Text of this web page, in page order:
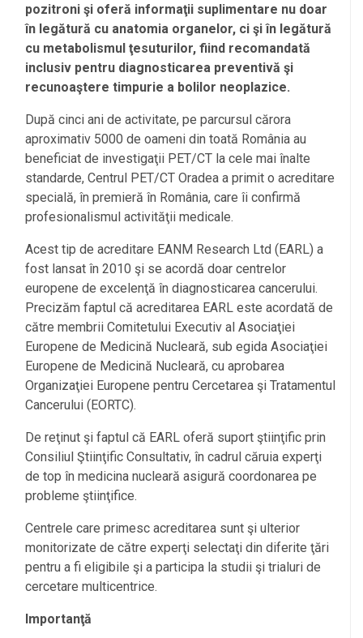
pozitroni şi oferă informaţii suplimentare nu doar
în legătură cu anatomia organelor, ci şi în legătură
cu metabolismul ţesuturilor, fiind recomandată
inclusiv pentru diagnosticarea preventivă şi
recunoaştere timpurie a bolilor neoplazice.
După cinci ani de activitate, pe parcursul cărora
aproximativ 5000 de oameni din toată România au
beneficiat de investigaţii PET/CT la cele mai înalte
standarde, Centrul PET/CT Oradea a primit o acreditare
specială, în premieră în România, care îi confirmă
profesionalismul activităţii medicale.
Acest tip de acreditare EANM Research Ltd (EARL) a
fost lansat în 2010 şi se acordă doar centrelor
europene de excelenţă în diagnosticarea cancerului.
Precizăm faptul că acreditarea EARL este acordată de
către membrii Comitetului Executiv al Asociaţiei
Europene de Medicină Nucleară, sub egida Asociaţiei
Europene de Medicină Nucleară, cu aprobarea
Organizaţiei Europene pentru Cercetarea şi Tratamentul
Cancerului (EORTC).
De reţinut şi faptul că EARL oferă suport ştiinţific prin
Consiliul Ştiinţific Consultativ, în cadrul căruia experţi
de top în medicina nucleară asigură coordonarea pe
probleme ştiinţifice.
Centrele care primesc acreditarea sunt şi ulterior
monitorizate de către experţi selectaţi din diferite ţări
pentru a fi eligibile şi a participa la studii şi trialuri de
cercetare multicentrice.
Importanţă